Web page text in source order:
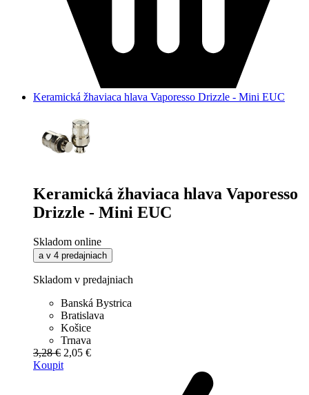
Keramická žhaviaca hlava Vaporesso Drizzle - Mini EUC
Keramická žhaviaca hlava Vaporesso
Drizzle - Mini EUC
Skladom online
a v 4 predajniach
Skladom v predajniach
Banská Bystrica
Bratislava
Košice
Trnava
3,28 € 2,05 €
Koupit